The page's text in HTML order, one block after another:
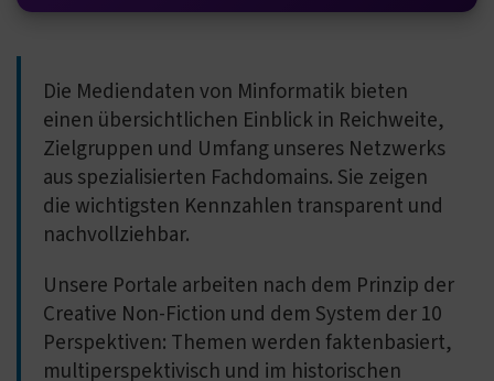
Die Mediendaten von Minformatik bieten
einen übersichtlichen Einblick in Reichweite,
Zielgruppen und Umfang unseres Netzwerks
aus spezialisierten Fachdomains. Sie zeigen
die wichtigsten Kennzahlen transparent und
nachvollziehbar.
Unsere Portale arbeiten nach dem Prinzip der
Creative Non-Fiction und dem System der 10
Perspektiven: Themen werden faktenbasiert,
multiperspektivisch und im historischen